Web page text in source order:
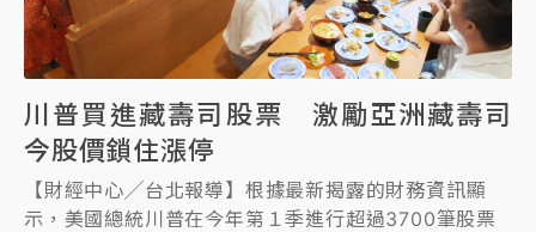
川普買進藏壽司股票 激勵亞洲藏壽司
今股價鎖住漲停
【財經中心╱台北報導】根據最新揭露的財務資訊顯
示，美國總統川普在今年第１季進行超過3700筆股票